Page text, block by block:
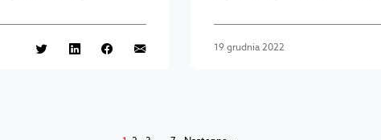
19 grudnia 2022